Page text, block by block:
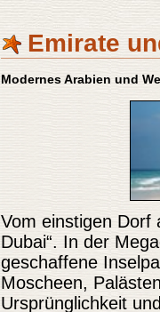
Emirate
Modernes Arabien und
Vom einstigen Dorf
Dubai“. In der
geschaffene
Moscheen,
Ursprünglichkeit